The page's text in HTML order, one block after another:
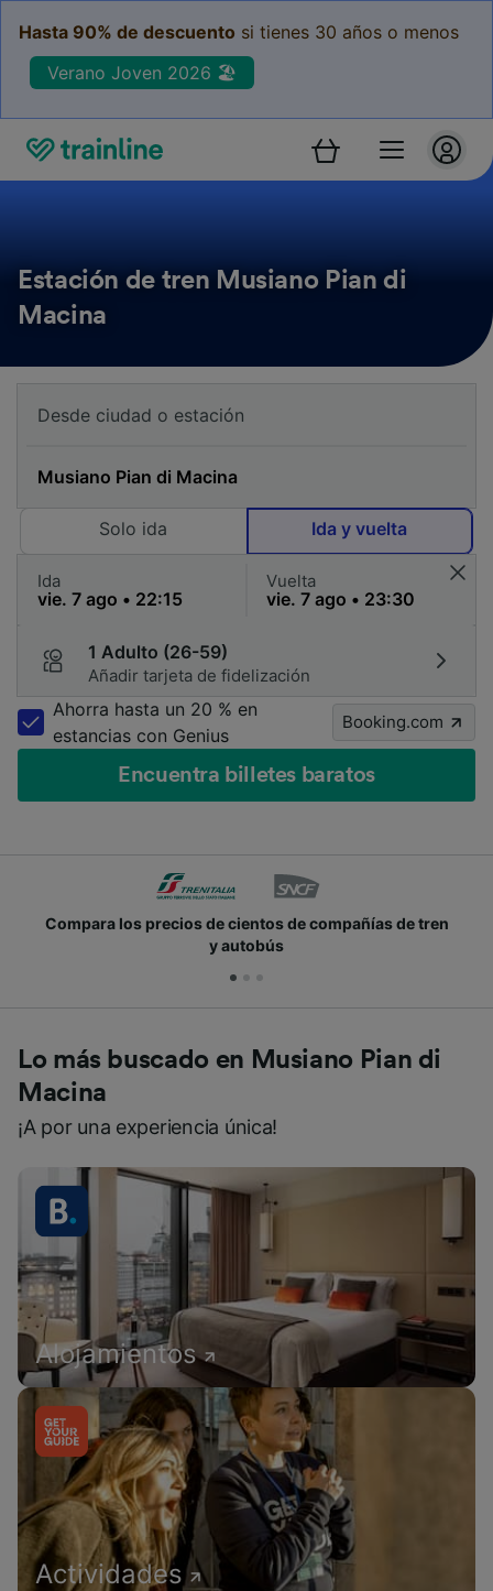
Hasta 90% de descuento si tienes 30 años o menos
Verano Joven 2026 🏖️
Estación de tren Musiano Pian di
Macina
Solo ida Ida y vuelta
Ida Vuelta
1 Adulto (26-59)
Añadir tarjeta de fidelización
Ahorra hasta un 20 % en
estancias con Genius
Booking.com
Encuentra billetes baratos
Compara los precios de cientos de compañías de tren
y autobús
Lo más buscado en Musiano Pian di
Macina
¡A por una experiencia única!
Alojamientos
Actividades